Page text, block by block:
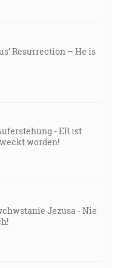
Resurrection – He is
- ER ist
worden!
Jezusa - Nie